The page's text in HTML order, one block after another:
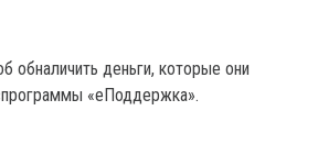
обналичить деньги, которые они
«еПоддержка».